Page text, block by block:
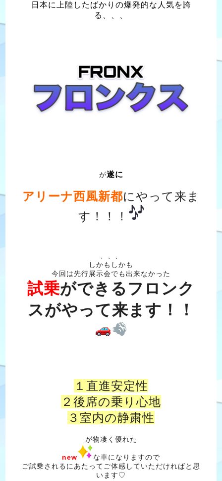
日本に上陸したばかりの爆発的な人気を誇
る、、、
が遂に
アリーナ西風新都にやって来ま
す！！！
しかもしかも
今回は先行展示会でも出来なかった
試乗ができるフロンク
スがやって来ます！！
１直進安定性
２後席の乗り心地
３室内の静粛性
が物凄く優れた
new
な車になりますので
ご試乗されるにあたってご体感していただければと思
います♡